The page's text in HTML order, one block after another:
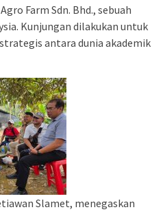
Farm Sdn. Bhd., sebuah
Kunjungan dilakukan untuk
antara dunia akademik
Slamet, menegaskan